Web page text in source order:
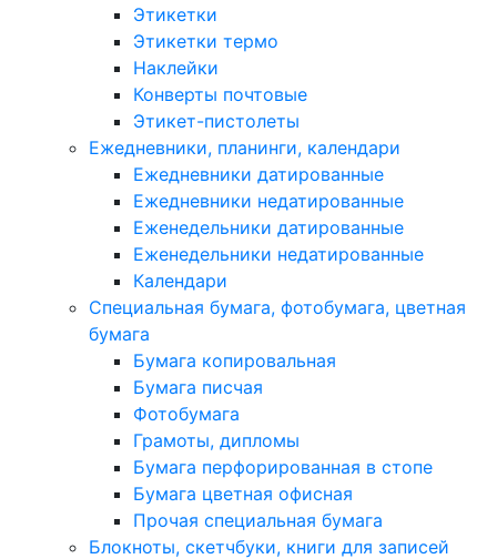
Этикетки
Этикетки термо
Наклейки
Конверты почтовые
Этикет-пистолеты
Ежедневники, планинги, календари
Ежедневники датированные
Ежедневники недатированные
Еженедельники датированные
Еженедельники недатированные
Календари
Специальная бумага, фотобумага, цветная
бумага
Бумага копировальная
Бумага писчая
Фотобумага
Грамоты, дипломы
Бумага перфорированная в стопе
Бумага цветная офисная
Прочая специальная бумага
Блокноты, скетчбуки, книги для записей